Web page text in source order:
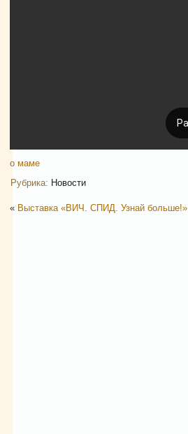
о маме
Рубрика: Новости
« Выставка «ВИЧ. СПИД. Узнай больше!»